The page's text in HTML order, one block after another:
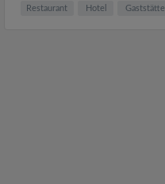
Restaurant Hotel Gaststätte